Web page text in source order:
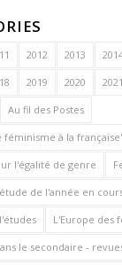
2012 2013
2019 2020 2021
Au fil des Postes
féminisme à la
l'égalité de genre
de l'année en
L'Europe des
le secondaire -